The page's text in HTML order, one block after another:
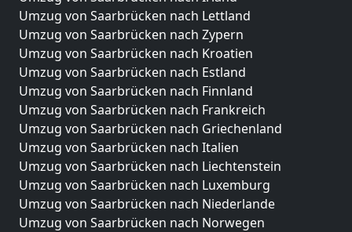
Umzug von Saarbrücken nach Lettland
Umzug von Saarbrücken nach Zypern
Umzug von Saarbrücken nach Kroatien
Umzug von Saarbrücken nach Estland
Umzug von Saarbrücken nach Finnland
Umzug von Saarbrücken nach Frankreich
Umzug von Saarbrücken nach Griechenland
Umzug von Saarbrücken nach Italien
Umzug von Saarbrücken nach Liechtenstein
Umzug von Saarbrücken nach Luxemburg
Umzug von Saarbrücken nach Niederlande
Umzug von Saarbrücken nach Norwegen